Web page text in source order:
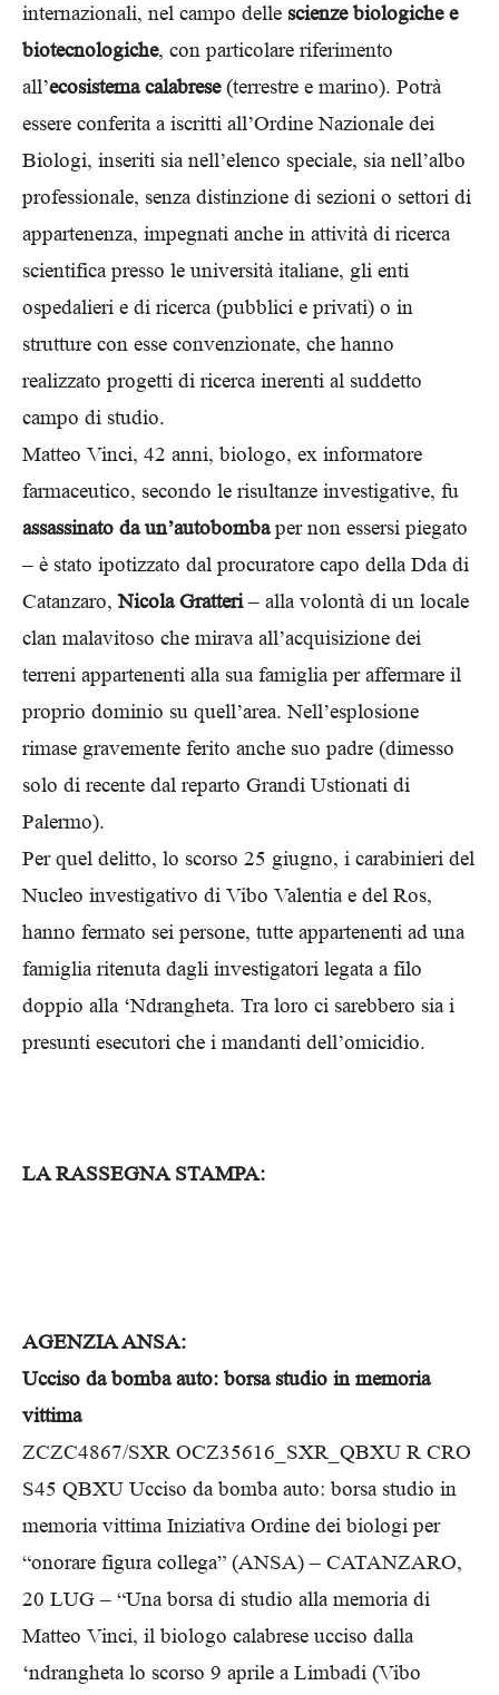
internazionali, nel campo delle scienze biologiche e
biotecnologiche, con particolare riferimento
all’ecosistema calabrese(terrestre e marino). Potrà
essere conferita a iscritti all’Ordine Nazionale dei
Biologi, inseriti sia nell’elenco speciale, sia nell’albo
professionale, senza distinzione di sezioni o settori di
appartenenza, impegnati anche in attività di ricerca
scientifica presso le università italiane, gli enti
ospedalieri e di ricerca (pubblici e privati) o in
strutture con esse convenzionate, che hanno
realizzato progetti di ricerca inerenti al suddetto
campo di studio.
Matteo Vinci, 42 anni, biologo, ex informatore
farmaceutico, secondo le risultanze investigative, fu
assassinato da un’autobombaper non essersi piegato
– è stato ipotizzato dal procuratore capo della Dda di
Catanzaro,Nicola Gratteri– alla volontà di un locale
clan malavitoso che mirava all’acquisizione dei
terreni appartenenti alla sua famiglia per affermare il
proprio dominio su quell’area. Nell’esplosione
rimase gravemente ferito anche suo padre (dimesso
solo di recente dal reparto Grandi Ustionati di
Palermo).
Per quel delitto, lo scorso 25 giugno, i carabinieri del
Nucleo investigativo di Vibo Valentia e del Ros,
hanno fermato sei persone, tutte appartenenti ad una
famiglia ritenuta dagli investigatori legata a filo
doppio alla ‘Ndrangheta. Tra loro ci sarebbero sia i
presunti esecutori che i mandanti dell’omicidio.
LA RASSEGNA STAMPA:
AGENZIA ANSA:
Ucciso da bomba auto: borsa studio in memoria
vittima
ZCZC4867/SXR OCZ35616_SXR_QBXU R CRO
S45 QBXU Ucciso da bomba auto: borsa studio in
memoria vittima Iniziativa Ordine dei biologi per
“onorare figura collega” (ANSA) – CATANZARO,
20 LUG – “Una borsa di studio alla memoria di
Matteo Vinci, il biologo calabrese ucciso dalla
‘ndrangheta lo scorso 9 aprile a Limbadi (Vibo